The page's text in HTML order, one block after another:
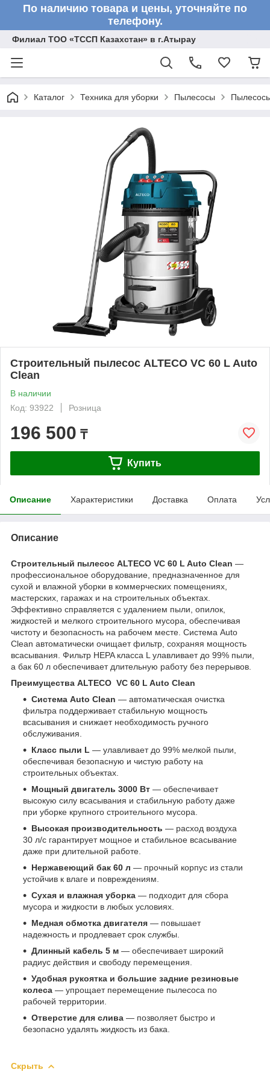
По наличию товара и цены, уточняйте по
телефону.
Филиал ТОО «ТССП Казахстан» в г.Атырау
Каталог Техника для уборки Пылесосы
Строительный пылесос ALTECO VC 60 L Auto
Clean
В наличии
Код: 93922
Розница
196 500 ₸
Купить
Описание Характеристики Доставка Оплата
Описание
Строительный пылесос ALTECO VC 60 L Auto Clean —
профессиональное оборудование, предназначенное для
сухой и влажной уборки в коммерческих помещениях,
мастерских, гаражах и на строительных объектах.
Эффективно справляется с удалением пыли, опилок,
жидкостей и мелкого строительного мусора, обеспечивая
чистоту и безопасность на рабочем месте. Система Auto
Clean автоматически очищает фильтр, сохраняя мощность
всасывания. Фильтр HEPA класса L улавливает до 99% пыли,
а бак 60 л обеспечивает длительную работу без перерывов.
Преимущества ALTECO VC 60 L Auto Clean
Система Auto Clean — автоматическая очистка
фильтра поддерживает стабильную мощность
всасывания и снижает необходимость ручного
обслуживания.
Класс пыли L — улавливает до 99% мелкой пыли,
обеспечивая безопасную и чистую работу на
строительных объектах.
Мощный двигатель 3000 Вт — обеспечивает
высокую силу всасывания и стабильную работу даже
при уборке крупного строительного мусора.
Высокая производительность — расход воздуха
30 л/с гарантирует мощное и стабильное всасывание
даже при длительной работе.
Нержавеющий бак 60 л — прочный корпус из стали
устойчив к влаге и повреждениям.
Сухая и влажная уборка — подходит для сбора
мусора и жидкости в любых условиях.
Медная обмотка двигателя — повышает
надежность и продлевает срок службы.
Длинный кабель 5 м — обеспечивает широкий
радиус действия и свободу перемещения.
Удобная рукоятка и большие задние резиновые
колеса — упрощает перемещение пылесоса по
рабочей территории.
Отверстие для слива — позволяет быстро и
безопасно удалять жидкость из бака.
Скрыть